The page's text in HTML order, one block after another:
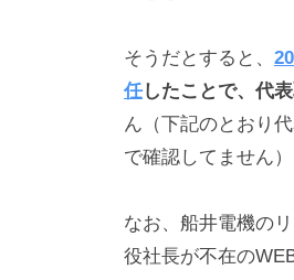
そうだとすると、
任したことで、代
ん（下記のとおり
で確認してません）
なお、船井電機の
役社長が不在の